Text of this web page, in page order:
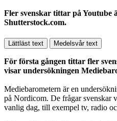
Fler svenskar tittar på Youtube
Shutterstock.com.
Lättläst text Medelsvår text
För första gången tittar fler
visar undersökningen
Mediebarometern är en
på Nordicom. De frågar svenskar
vanlig dag, till exempel tv, radio